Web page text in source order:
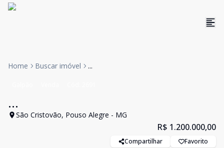
Home Buscar imóvel ...
...
São Cristovão, Pouso Alegre - MG
R$ 1.200.000,00
Compartilhar Favorito